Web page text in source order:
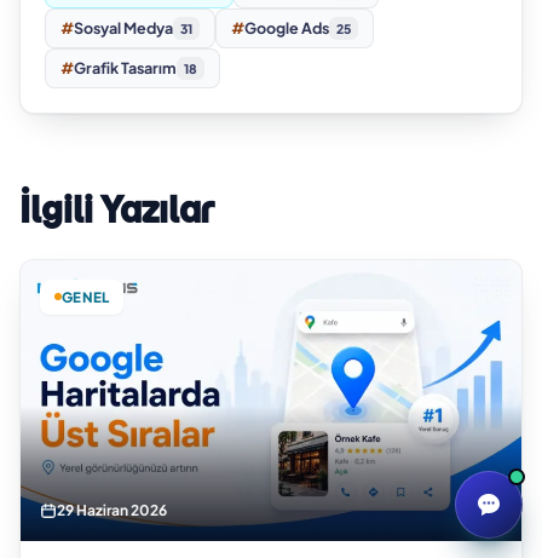
#Sosyal Medya 31 #Google Ads 25
#Grafik Tasarım 18
İlgili Yazılar
GENEL
29 Haziran 2026